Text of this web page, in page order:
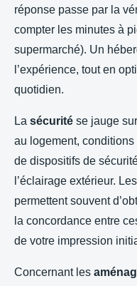
réponse passe par la
compter les minutes à
supermarché). Un
l’expérience, tout en
quotidien.
La sécurité se jauge
au logement,
de dispositifs de
l’éclairage extérieur.
permettent souvent
la concordance entre
de votre impression
Concernant les